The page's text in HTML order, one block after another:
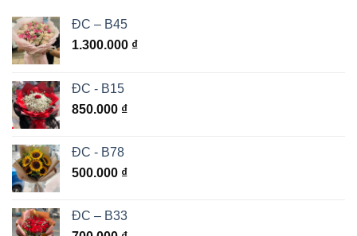
ĐC – B45
1.300.000 ₫
ĐC - B15
850.000 ₫
ĐC - B78
500.000 ₫
ĐC – B33